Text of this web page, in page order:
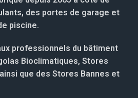
des portes de garage et
piscine.
professionnels du bâtiment
Bioclimatiques, Stores
que des Stores Bannes et